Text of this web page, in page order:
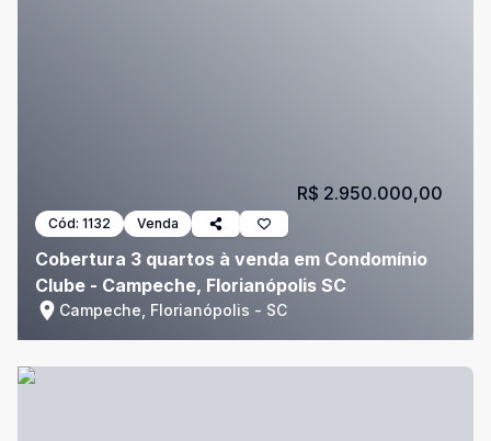
Cód: 1132 Venda
Cobertura 3 quartos à venda em Condomínio
Clube - Campeche, Florianópolis SC
Campeche, Florianópolis - SC
R$ 2.950.000,00